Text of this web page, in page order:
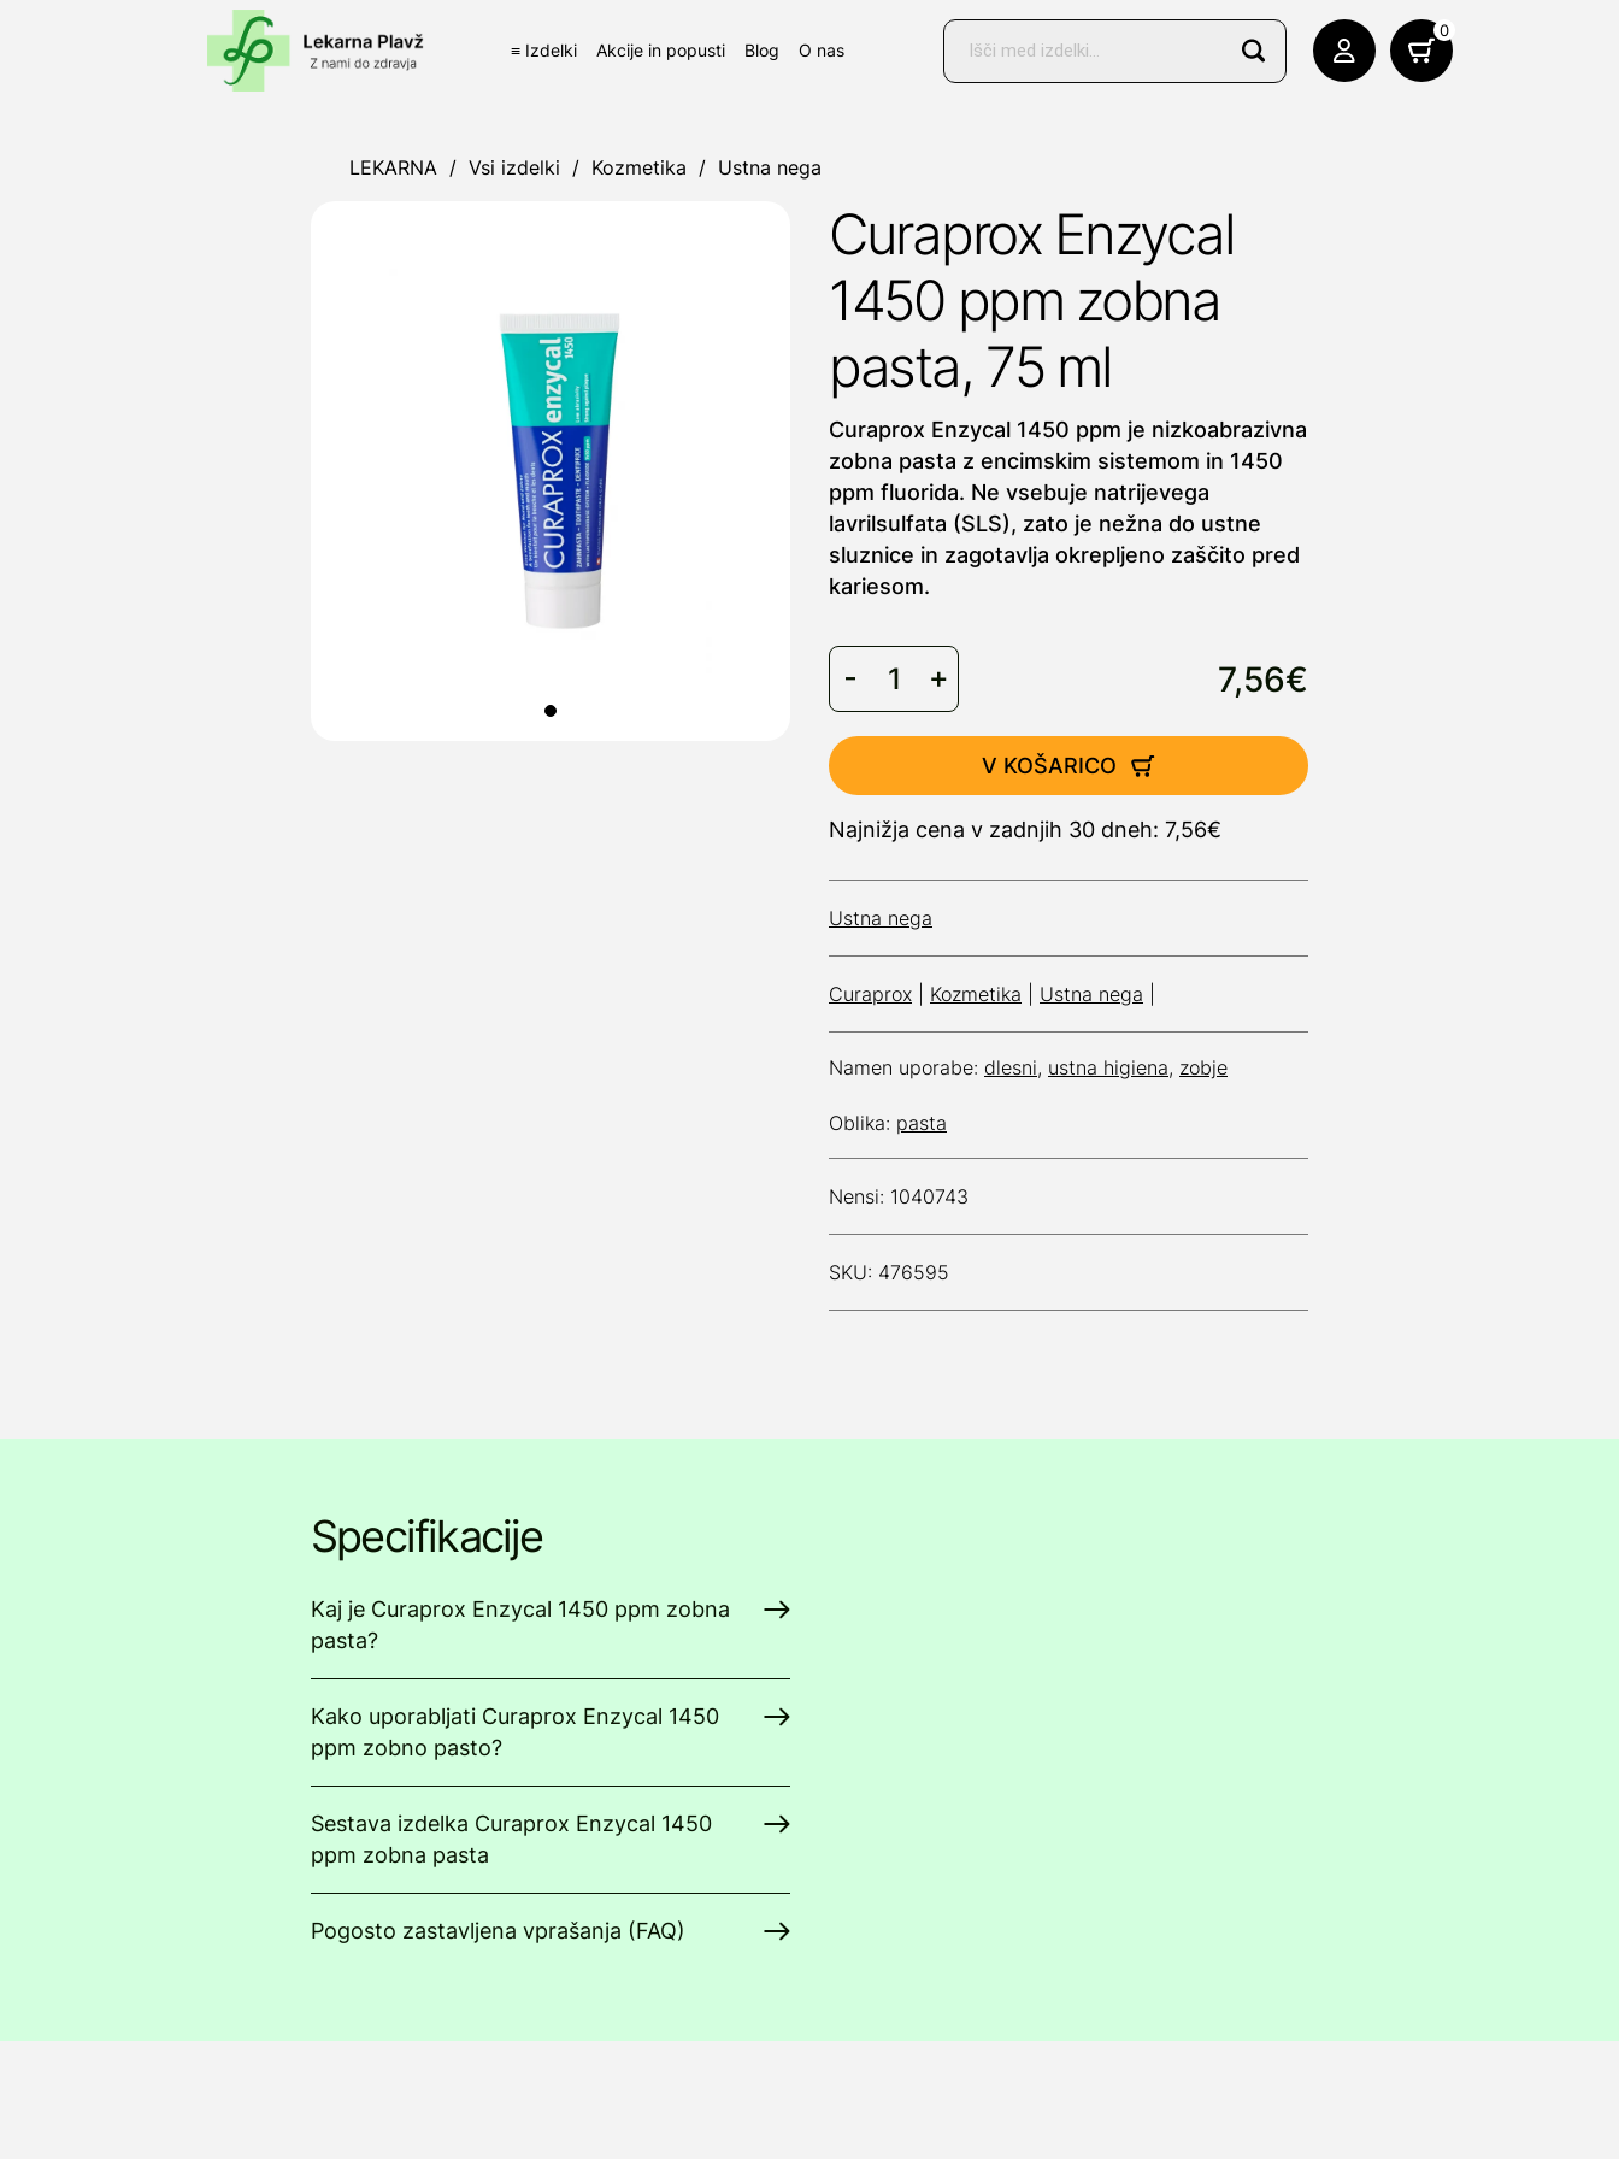
≡ Izdelki Akcije in popusti Blog O nas
Products
search
0
LEKARNA / Vsi izdelki / Kozmetika / Ustna nega
Curaprox Enzycal
1450 ppm zobna
pasta, 75 ml
Curaprox Enzycal 1450 ppm je nizkoabrazivna
zobna pasta z encimskim sistemom in 1450
ppm fluorida. Ne vsebuje natrijevega
lavrilsulfata (SLS), zato je nežna do ustne
sluznice in zagotavlja okrepljeno zaščito pred
kariesom.
7,56€
V KOŠARICO
Najnižja cena v zadnjih 30 dneh: 7,56€
Ustna nega
Curaprox Kozmetika Ustna nega
Namen uporabe: dlesni, ustna higiena, zobje
Oblika: pasta
Nensi: 1040743
SKU: 476595
Specifikacije
Kaj je Curaprox Enzycal 1450 ppm zobna
pasta?
Kako uporabljati Curaprox Enzycal 1450
ppm zobno pasto?
Sestava izdelka Curaprox Enzycal 1450
ppm zobna pasta
Pogosto zastavljena vprašanja (FAQ)